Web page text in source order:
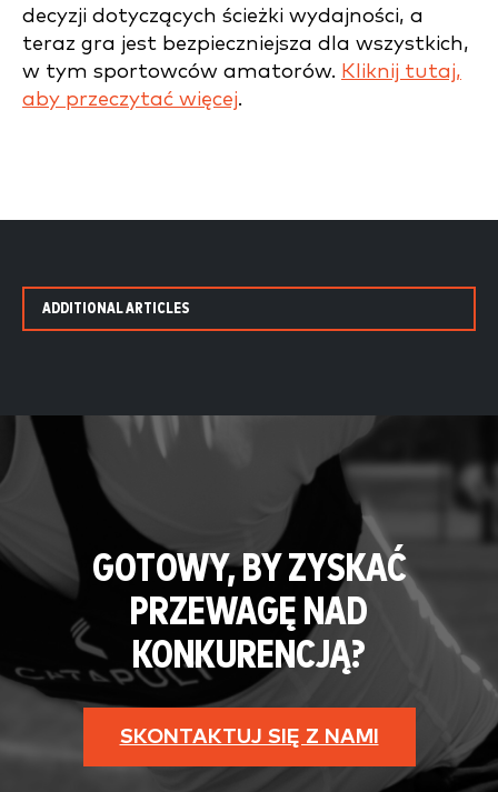
decyzji dotyczących ścieżki wydajności, a
teraz gra jest bezpieczniejsza dla wszystkich,
w tym sportowców amatorów. Kliknij tutaj,
aby przeczytać więcej.
ADDITIONAL ARTICLES
GOTOWY, BY ZYSKAĆ
PRZEWAGĘ NAD
KONKURENCJĄ?
SKONTAKTUJ SIĘ Z NAMI